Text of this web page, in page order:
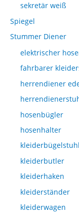
sekretär weiß
Spiegel
Stummer Diener
elektrischer
fahrbarer
herrendiener
hosenbügler
hosenhalter
kleiderbügelstuhl
kleiderbutler
kleiderhaken
kleiderständer
kleiderwagen